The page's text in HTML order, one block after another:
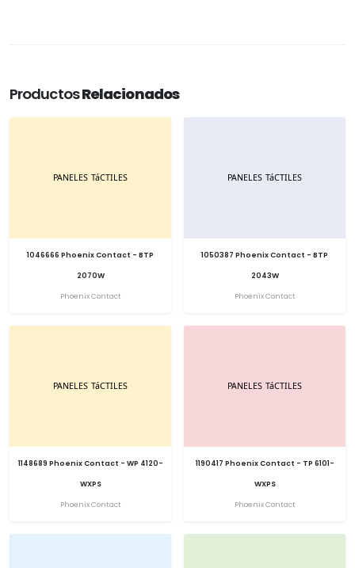
ProductosRelacionados
1046666 Phoenix Contact - BTP
2070W
Phoenix Contact
1050387 Phoenix Contact - BTP
2043W
Phoenix Contact
1148689 Phoenix Contact - WP 4120-
WXPS
Phoenix Contact
1190417 Phoenix Contact - TP 6101-
WXPS
Phoenix Contact